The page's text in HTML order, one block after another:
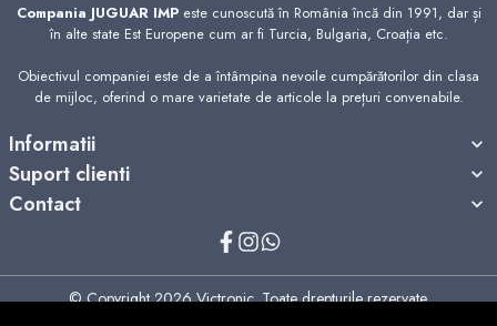
Compania JUGUAR IMPeste cunoscută în România încă din 1991, dar și
în alte state Est Europene cum ar fi Turcia, Bulgaria, Croația etc.
Obiectivul companiei este de a întâmpina nevoile cumpărătorilor din clasa
de mijloc, oferind o mare varietate de articole la prețuri convenabile.
Informatii
Suport clienti
Contact
© Copyright 2026 Victronic. Toate drepturile rezervate.